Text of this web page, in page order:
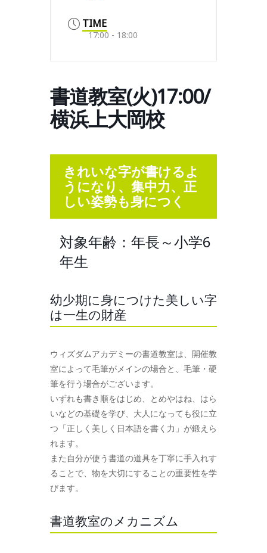
TIME
17:00 - 18:00
書道教室(火)17:00/
横浜上大岡校
きれいな字が書けるよ
うになり、集中力、正
しい姿勢も身につく
対象年齢：年長～小学6
年生
幼少期に身につけた美しい字
は一生の財産
ウィズダムアカデミーの書道教室は、開催教
室によって毛筆がメインの場合と、毛筆・硬
筆を行う場合がございます。
いずれも書き順をはじめ、とめやはね、はら
いなどの基礎を学び、大人になっても役に立
つ「正しく美しく日本語を書く力」が鍛えら
れます。
また自分が使う書道の道具を丁寧に手入れす
ることで、物を大切にすることの重要性を学
びます。
書道教室のメカニズム